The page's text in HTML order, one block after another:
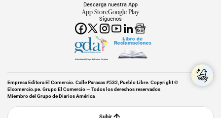
Síguenos
Descarga nuestra App
App StoreGoogle Play
Miembro del Grupo de Diarios América
Empresa Editora El Comercio. Calle Paracas #532, Pueblo Libre. Copyright ©
Elcomercio.pe. Grupo El Comercio — Todos los derechos reservados
Miembro del Grupo de Diarios América